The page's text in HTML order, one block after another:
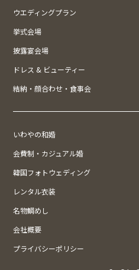
ウエディングプラン
挙式会場
披露宴会場
ドレス & ビューティー
結納・顔合わせ・食事会
いわやの和婚
会費制・カジュアル婚
韓国フォトウェディング
レンタル衣装
名物鯛めし
会社概要
プライバシーポリシー